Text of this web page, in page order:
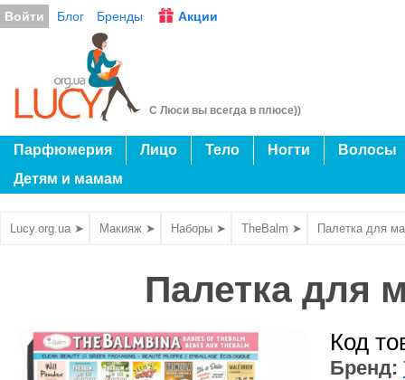
Войти Блог Бренды Акции
С Люси вы всегда в плюсе))
Парфюмерия Лицо Тело Ногти
Волосы
Детям и мамам
Lucy.org.ua ➤ Макияж ➤ Наборы ➤ TheBalm ➤ Палетка для
Палетка для
Код
Бренд: